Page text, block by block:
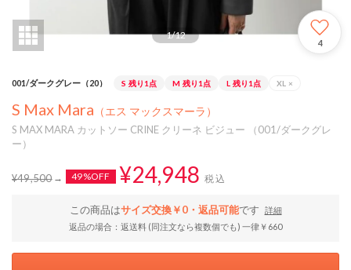
1/12
4
001/ダークグレー（20） S 残り1点 M 残り1点 L 残り1点 XL ×
S Max Mara （エス マックスマーラ）
S MAX MARA カットソー CRINE クリーネ ビジュー （001/ダークグレ
ー）
¥49,500 49%OFF ¥24,948 税込
この商品はサイズ交換￥0・返品可能です
詳細
返品の場合：返送料 (同注文なら複数個でも) 一律￥660